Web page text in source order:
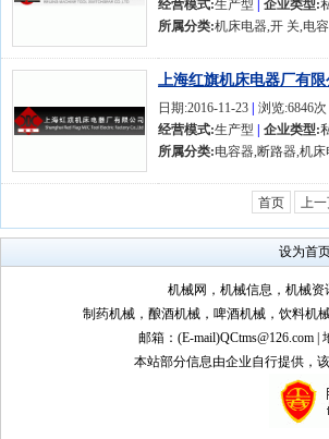
经营模式:生产型 企业类型:
所属分类:机床电器,开 关,电
上海红旗机床电器厂有限
日期:2016-11-23 浏览:6846次
经营模式:生产型 企业类型:
所属分类:电容器,断路器,机床
首页 上
设为首
机械网，机械信息，机械
制药机械，酿酒机械，啤酒机械，饮料机
邮箱：(E-mail)QCtms@126.com
本站部分信息由企业自行提供，